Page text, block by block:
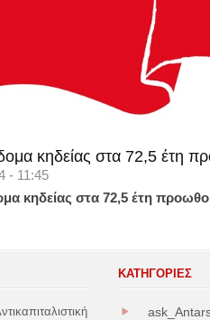
κηδείας στα 72,5 έτη
- 11:45
κηδείας στα 72,5 έτη
ΚΑΤΗΓΟΡΊΕΣ